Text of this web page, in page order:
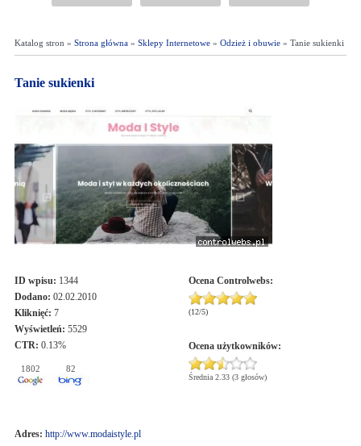
Katalog stron » Strona główna» Sklepy Internetowe» Odzież i obuwie» Tanie sukienki
Tanie sukienki
ID wpisu: 1344
Dodano: 02.02.2010
Kliknięć: 7
Wyświetleń: 5529
CTR: 0.13%
1802 82
Ocena Controlwebs:
(12/5)
Ocena użytkowników:
Średnia 2.33 (3 głosów)
Adres: http://www.modaistyle.pl